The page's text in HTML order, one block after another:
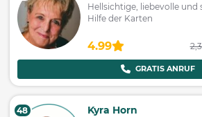
Hellsichtige, liebevolle
Hilfe der Karten
4.99
GRATIS ANRUF
48 Kyra Horn